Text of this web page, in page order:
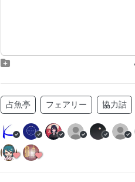
占魚亭 フェアリー 協力詰